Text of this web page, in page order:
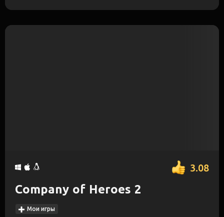
3.08
Company of Heroes 2
Мои игры